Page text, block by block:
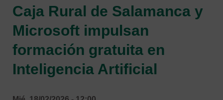
Caja Rural de Salamanca y
Microsoft impulsan
formación gratuita en
Inteligencia Artificial